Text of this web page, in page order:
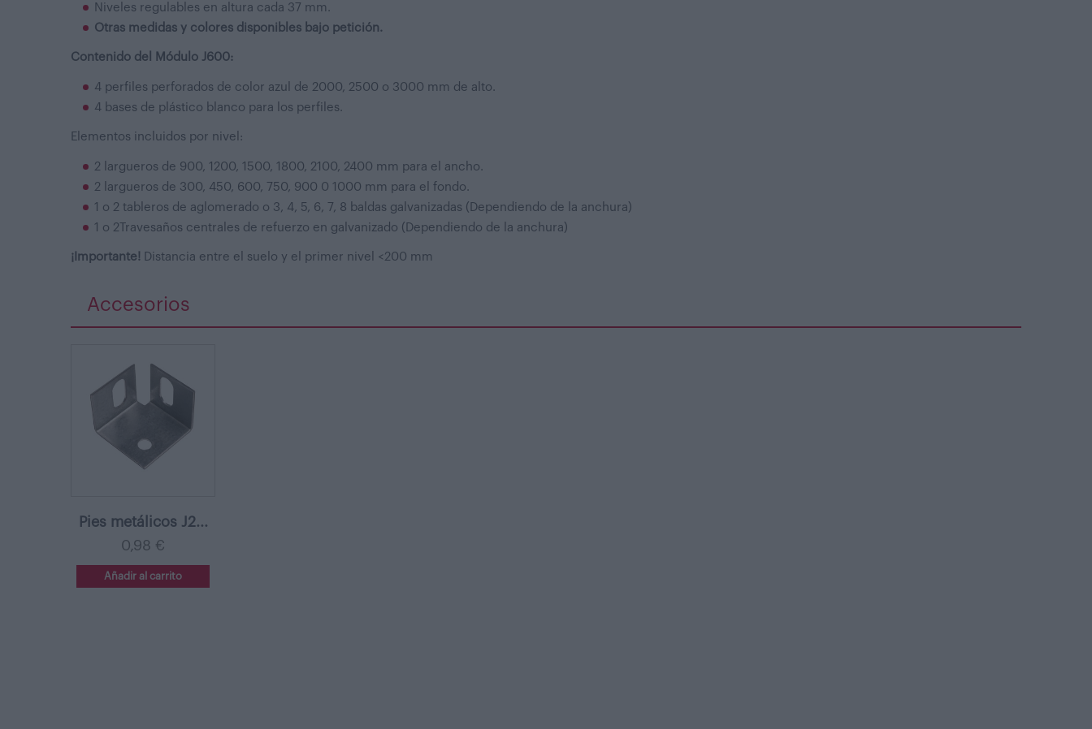
Niveles regulables en altura cada 37 mm.
Otras medidas y colores disponibles bajo petición.
Contenido del Módulo J600:
4 perfiles perforados de color azul de 2000, 2500 o 3000 mm de alto.
4 bases de plástico blanco para los perfiles.
Elementos incluidos por nivel:
2 largueros de 900, 1200, 1500, 1800, 2100, 2400 mm para el ancho.
2 largueros de 300, 450, 600, 750, 900 0 1000 mm para el fondo.
1 o 2 tableros de aglomerado o 3, 4, 5, 6, 7, 8 baldas galvanizadas (Dependiendo de la anchura)
1 o 2Travesaños centrales de refuerzo en galvanizado (Dependiendo de la anchura)
¡Importante! Distancia entre el suelo y el primer nivel <200 mm
Accesorios
Pies metálicos J2...
0,98 €
Añadir al carrito